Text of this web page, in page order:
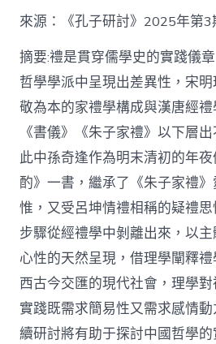
來源：《孔子研討》2025年第3
摘要:禮是貫穿儒學史的實踐儀
哲學學派中呈現出差異性，宋
敬為本的家禮學構成與漢唐經
《書儀》《朱子家禮》以下層
此中孫奇逢作為明末清初的年
酌》一書，繼承了《朱子家禮
惟，又受呂坤情禮相稱的疑禮
步驟從經禮學中剝離出來，以
心性的天然呈現，借理學闡釋
西古今交匯的現代社會，理學
實踐既需求簡易性又需求感情
續研討將有助于探討中國哲學的